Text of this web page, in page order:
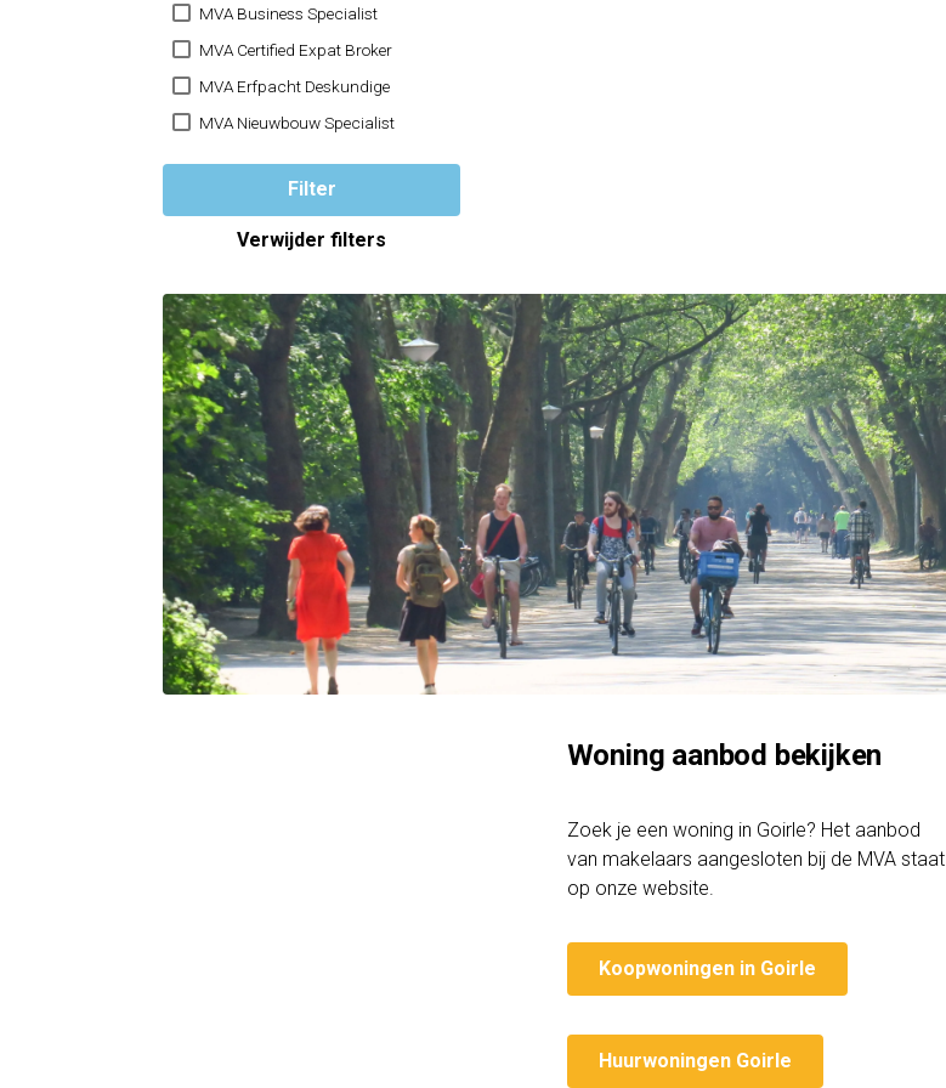
MVA Business Specialist
MVA Certified Expat Broker
MVA Erfpacht Deskundige
MVA Nieuwbouw Specialist
Filter
Verwijder filters
Woning aanbod bekijken
Zoek je een woning in Goirle? Het aanbod
van makelaars aangesloten bij de MVA staat
op onze website.
Koopwoningen in Goirle
Huurwoningen Goirle